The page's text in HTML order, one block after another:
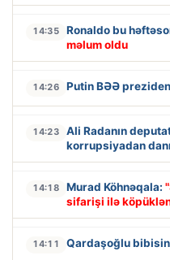
14:35 Ronaldo bu
məlum oldu
14:26 Putin BƏƏ
14:23
Ali Radanın
korrupsiyadan
14:18 Murad Köhnəqala:
sifarişi ilə
14:11 Qardaşoğlu